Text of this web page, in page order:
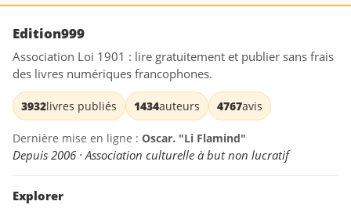
Edition999
Association Loi 1901 : lire gratuitement et publier sans frais
des livres numériques francophones.
3932livres publiés 1434auteurs 4767avis
Dernière mise en ligne : Oscar. "Li Flamind"
Depuis 2006 · Association culturelle à but non lucratif
Explorer